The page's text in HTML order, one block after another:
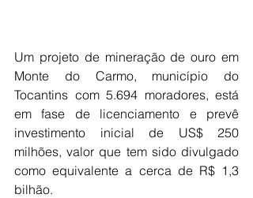
Um projeto de mineração de ouro em
Monte do Carmo, município do
Tocantins com 5.694 moradores, está
em fase de licenciamento e prevê
investimento inicial de US$ 250
milhões, valor que tem sido divulgado
como equivalente a cerca de R$ 1,3
bilhão.